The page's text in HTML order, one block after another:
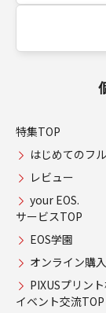
特集TOP
はじめてのフ
レビュー
your EOS.
サービスTOP
EOS学園
オンライン購
PIXUSプリン
イベント交流TOP